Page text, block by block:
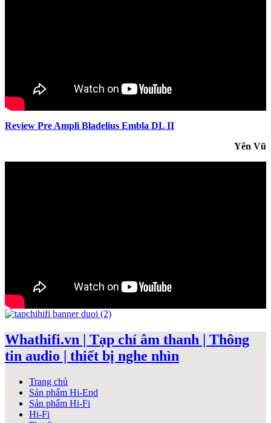
Review Pre Ampli Bladelius Embla DL II
Yên Vũ
Whathifi.vn | Tạp chí âm thanh | Thông
tin audio | thiết bị nghe nhìn
Trang chủ
Sản phẩm Hi-End
Sản phẩm Hi-Fi
Hi-Fi